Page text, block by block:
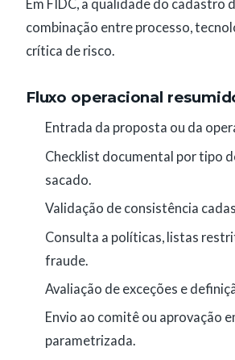
Em FIDC, a qualidade do cadastro
combinação entre processo,
crítica de risco.
Fluxo operacional
Entrada da proposta ou da
Checklist documental por tipo
sacado.
Validação de consistência
Consulta a políticas, listas
fraude.
Avaliação de exceções e
Envio ao comitê ou aprovação
parametrizada.